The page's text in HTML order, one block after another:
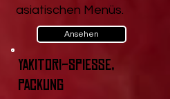
asiatischen Menüs.
Ansehen
Yakitori-Spieße,
Packung